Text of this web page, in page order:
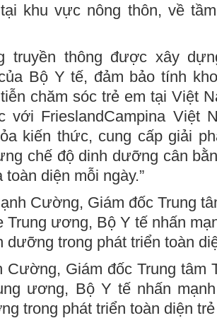
khu vực nông thôn, về
truyền thông được xây
Bộ Y tế, đảm bảo tính
chăm sóc trẻ em tại Việt
với FrieslandCampina Việt
kiến thức, cung cấp giải
chế độ dinh dưỡng cân
toàn diện mỗi ngày.”
Cường, Giám đốc Trung tâm
ương, Bộ Y tế nhấn
trong phát triển toàn diện